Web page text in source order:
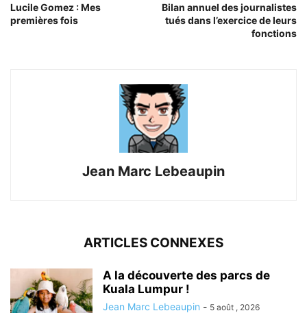
Lucile Gomez : Mes
premières fois
Bilan annuel des journalistes
tués dans l’exercice de leurs
fonctions
Jean Marc Lebeaupin
ARTICLES CONNEXES
A la découverte des parcs de
Kuala Lumpur !
Jean Marc Lebeaupin - 5 août , 2026